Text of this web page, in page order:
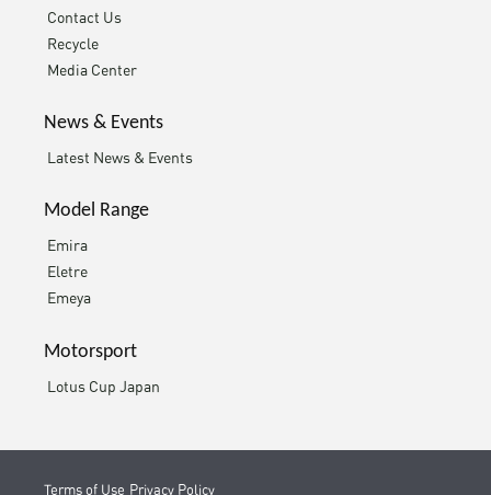
Contact Us
Recycle
Media Center
News & Events
Latest News & Events
Model Range
Emira
Eletre
Emeya
Motorsport
Lotus Cup Japan
Terms of Use Privacy Policy